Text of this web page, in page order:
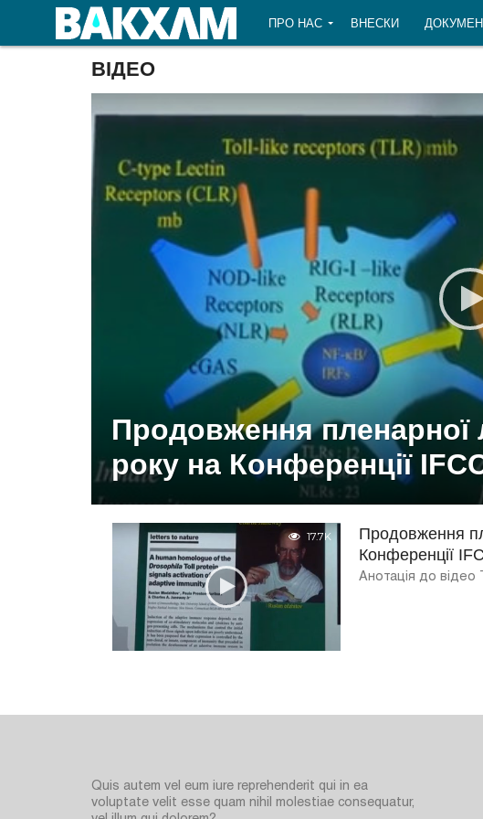
ПРО НАС ВНЕСКИ
ВІДЕО
Продовження пленарної
року на Конференції
17.7K
Продовження
Конференції
Анотація до відео
Quis autem vel eum iure reprehenderit qui in ea
voluptate velit esse quam nihil molestiae consequatur,